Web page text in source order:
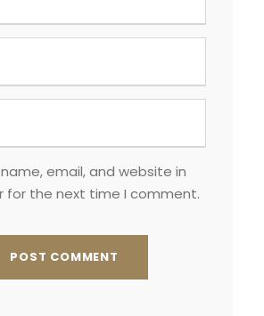
email, and website in
for the next time I comment.